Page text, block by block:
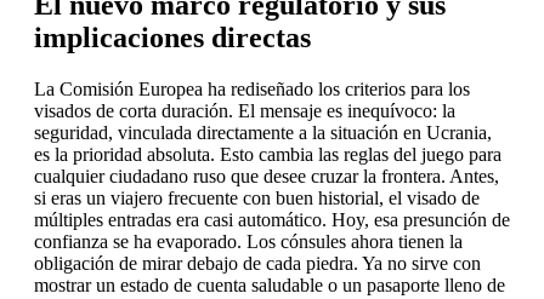
implicaciones directas
La Comisión Europea ha rediseñado los criterios para los
visados de corta duración. El mensaje es inequívoco: la
seguridad, vinculada directamente a la situación en Ucrania,
es la prioridad absoluta. Esto cambia las reglas del juego para
cualquier ciudadano ruso que desee cruzar la frontera. Antes,
si eras un viajero frecuente con buen historial, el visado de
múltiples entradas era casi automático. Hoy, esa presunción de
confianza se ha evaporado. Los cónsules ahora tienen la
obligación de mirar debajo de cada piedra. Ya no sirve con
mostrar un estado de cuenta saludable o un pasaporte lleno de